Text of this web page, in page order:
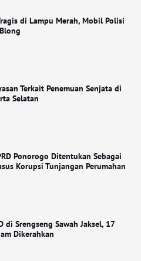
di Lampu Merah, Mobil Polisi
Terkait Penemuan Senjata di
Selatan
Ponorogo Ditentukan Sebagai
Korupsi Tunjangan Perumahan
di Srengseng Sawah Jaksel, 17
Dikerahkan